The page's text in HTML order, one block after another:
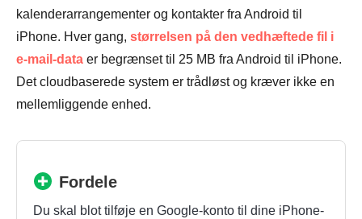
kalenderarrangementer og kontakter fra Android til
iPhone. Hver gang, størrelsen på den vedhæftede fil i
e-mail-data er begrænset til 25 MB fra Android til iPhone.
Det cloudbaserede system er trådløst og kræver ikke en
mellemliggende enhed.
Fordele
Du skal blot tilføje en Google-konto til dine iPhone-